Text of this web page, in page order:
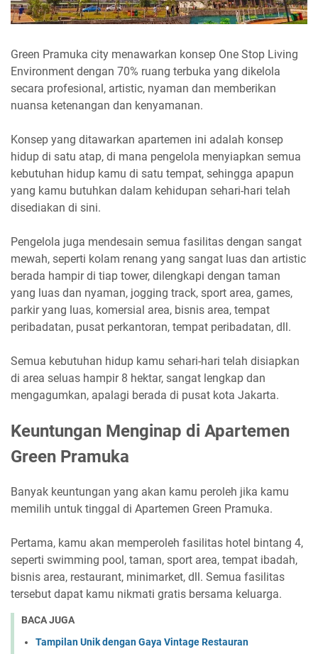
Green Pramuka city menawarkan konsep One Stop Living
Environment dengan 70% ruang terbuka yang dikelola
secara profesional, artistic, nyaman dan memberikan
nuansa ketenangan dan kenyamanan.
Konsep yang ditawarkan apartemen ini adalah konsep
hidup di satu atap, di mana pengelola menyiapkan semua
kebutuhan hidup kamu di satu tempat, sehingga apapun
yang kamu butuhkan dalam kehidupan sehari-hari telah
disediakan di sini.
Pengelola juga mendesain semua fasilitas dengan sangat
mewah, seperti kolam renang yang sangat luas dan artistic
berada hampir di tiap tower, dilengkapi dengan taman
yang luas dan nyaman, jogging track, sport area, games,
parkir yang luas, komersial area, bisnis area, tempat
peribadatan, pusat perkantoran, tempat peribadatan, dll.
Semua kebutuhan hidup kamu sehari-hari telah disiapkan
di area seluas hampir 8 hektar, sangat lengkap dan
mengagumkan, apalagi berada di pusat kota Jakarta.
Keuntungan Menginap di Apartemen
Green Pramuka
Banyak keuntungan yang akan kamu peroleh jika kamu
memilih untuk tinggal di Apartemen Green Pramuka.
Pertama, kamu akan memperoleh fasilitas hotel bintang 4,
seperti swimming pool, taman, sport area, tempat ibadah,
bisnis area, restaurant, minimarket, dll. Semua fasilitas
tersebut dapat kamu nikmati gratis bersama keluarga.
BACA JUGA
Tampilan Unik dengan Gaya Vintage Restauran